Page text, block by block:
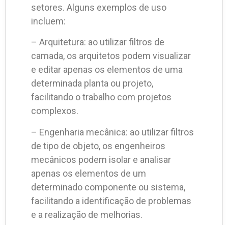
setores. Alguns exemplos de uso
incluem:
– Arquitetura: ao utilizar filtros de
camada, os arquitetos podem visualizar
e editar apenas os elementos de uma
determinada planta ou projeto,
facilitando o trabalho com projetos
complexos.
– Engenharia mecânica: ao utilizar filtros
de tipo de objeto, os engenheiros
mecânicos podem isolar e analisar
apenas os elementos de um
determinado componente ou sistema,
facilitando a identificação de problemas
e a realização de melhorias.